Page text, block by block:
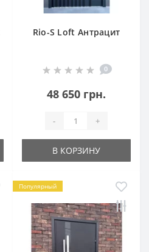
Rio-S Loft Антрацит
0
48 650 грн.
- +
В КОРЗИНУ
Популярный